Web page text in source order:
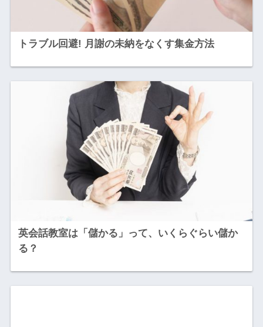
トラブル回避! 月謝の未納をなくす集金方法
英会話教室は「儲かる」って、いくらぐらい儲か
る？